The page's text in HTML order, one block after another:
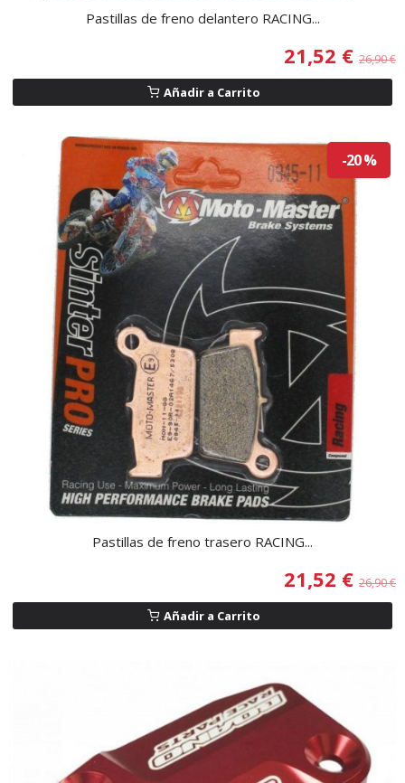
Pastillas de freno delantero RACING...
21,52 € 26,90 €
Añadir a Carrito
-20 %
Pastillas de freno trasero RACING...
21,52 € 26,90 €
Añadir a Carrito